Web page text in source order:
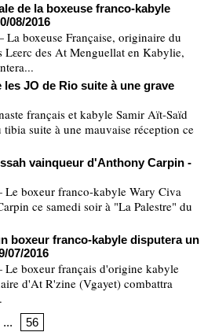
de la boxeuse franco-kabyle
08/2016
boxeuse Française, originaire du
des At Menguellat en Kabylie,
JO de Rio suite à une grave
français et kabyle Samir Aït-Saïd
tibia suite à une mauvaise réception ce
vainqueur d'Anthony Carpin -
boxeur franco-kabyle Wary Civa
ce samedi soir à "La Palestre" du
boxeur franco-kabyle disputera un
07/2016
boxeur français d'origine kabyle
d'At R'zine (Vgayet) combattra
... 56